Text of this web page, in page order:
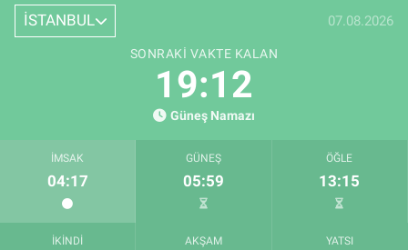
İSTANBUL 07.08.2026
SONRAKI VAKTE KALAN
19:11
Güneş Namazı
İMSAK
04:17
GÜNEŞ
05:59
ÖĞLE
13:15
İKINDI AKŞAM YATSI